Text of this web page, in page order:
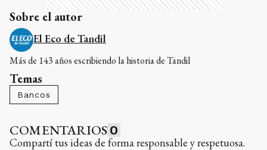
Sobre el autor
El Eco de Tandil
Más de 143 años escribiendo la historia de Tandil
Temas
Bancos
COMENTARIOS 0
Compartí tus ideas de forma responsable y respetuosa.